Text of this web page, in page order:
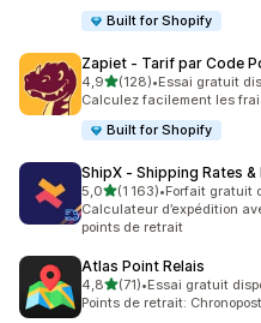
Built for Shopify
Zapiet ‑ Tarif par Code
4,9étoile(s) sur 5
(128)
128 avis au total
•Essai gratuit
Calculez facilement les
Built for Shopify
ShipX ‑ Shipping Rates &
5,0étoile(s) sur 5
(1 163)
1163 avis au total
•Forfait gratuit
Calculateur d’expédition
points de retrait
Atlas Point Relais
4,8étoile(s) sur 5
(71)
71 avis au total
•Essai gratuit
Points de retrait: